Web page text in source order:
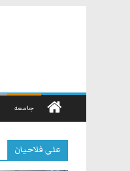
جامعه
علی فلاحیان